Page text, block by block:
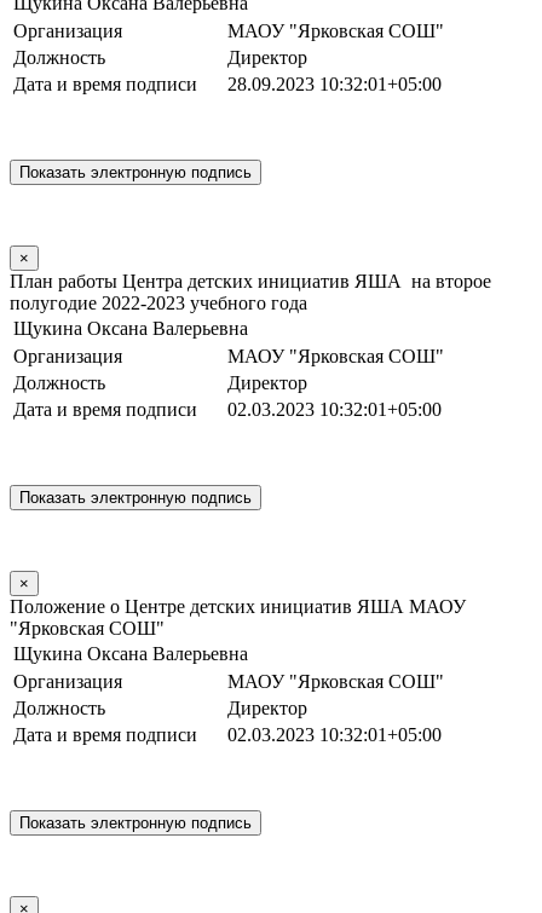
Организация
МАОУ "Ярковская СОШ"
Должность
Директор
Дата и время подписи
28.09.2023 10:32:01+05:00
×
План работы Центра детских инициатив ЯША на второе
полугодие 2022-2023 учебного года
Щукина Оксана Валерьевна
Организация
МАОУ "Ярковская СОШ"
Должность
Директор
Дата и время подписи
02.03.2023 10:32:01+05:00
×
Положение о Центре детских инициатив ЯША МАОУ
"Ярковская СОШ"
Щукина Оксана Валерьевна
Организация
МАОУ "Ярковская СОШ"
Должность
Директор
Дата и время подписи
02.03.2023 10:32:01+05:00
×